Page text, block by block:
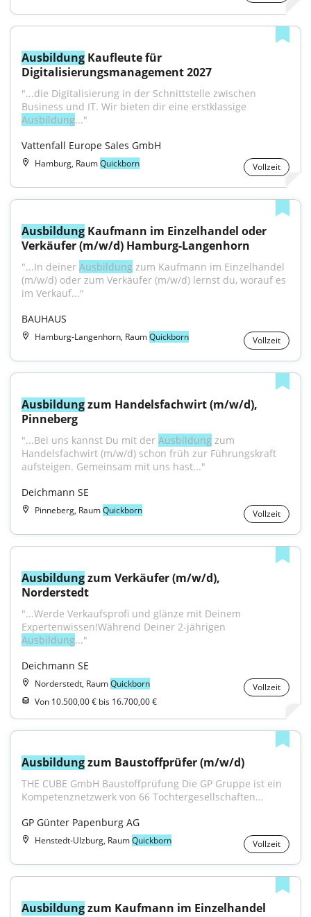
Ausbildung Kaufleute für
Digitalisierungsmanagement 2027
"...die Digitalisierung in der Schnittstelle zwischen
Ausbildung..."
Vattenfall Europe Sales GmbH
Hamburg, RaumQuickborn Vollzeit
Ausbildung Kaufmann im Einzelhandel oder
Verkäufer (m/w/d) Hamburg-Langenhorn
"...In deiner Ausbildung zum Kaufmann im Einzelhandel
(m/w/d) oder zum Verkäufer (m/w/d) lernst du, worauf es
im Verkauf..."
BAUHAUS
Hamburg-Langenhorn, RaumQuickborn Vollzeit
Ausbildung zum Handelsfachwirt (m/w/d),
Pinneberg
"...Bei uns kannst Du mit der Ausbildung zum
Handelsfachwirt (m/w/d) schon früh zur Führungskraft
aufsteigen. Gemeinsam mit uns hast..."
Deichmann SE
Pinneberg, RaumQuickborn Vollzeit
Ausbildung zum Verkäufer (m/w/d),
Norderstedt
"...Werde Verkaufsprofi und glänze mit Deinem
Ausbildung..."
Deichmann SE
Norderstedt, RaumQuickborn
Vollzeit
Von 10.500,00 € bis 16.700,00 €
Ausbildung zum Baustoffprüfer (m/w/d)
THE CUBE GmbH Baustoffprüfung Die GP Gruppe ist ein
Kompetenznetzwerk von 66 Tochtergesellschaften...
GP Günter Papenburg AG
Henstedt-Ulzburg, RaumQuickborn Vollzeit
Ausbildung zum Kaufmann im Einzelhandel